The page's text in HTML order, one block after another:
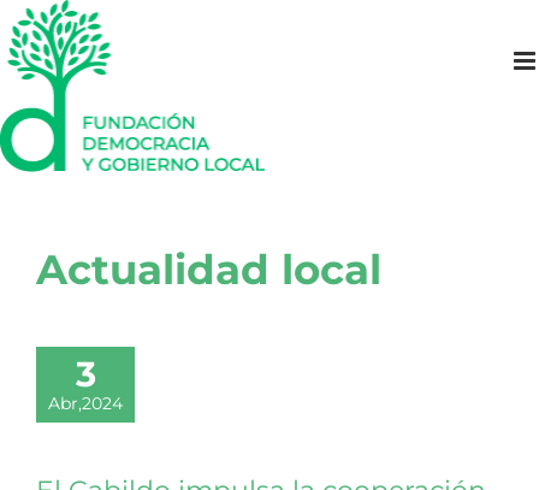
Saltar
al
contenido
Actualidad local
3
Abr,2024